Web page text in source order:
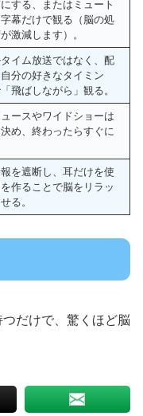
する、またはミュート
幕だけで観る（脳の処
激減します）。
タイム放送ではなく、配
分の好きなタイミン
飛ばしながら」観る。
ースやワイドショーは
め、終わったらすぐに
を遮断し、耳だけを使
作ることで脳をリラッ
る。
だけで、驚くほど脳